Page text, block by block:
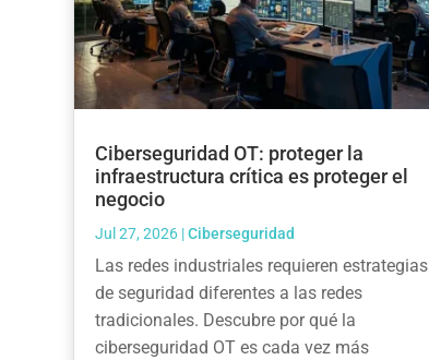
Ciberseguridad OT: proteger la
infraestructura crítica es proteger el
negocio
Jul 27, 2026 |Ciberseguridad
Las redes industriales requieren estrategias
de seguridad diferentes a las redes
tradicionales. Descubre por qué la
ciberseguridad OT es cada vez más